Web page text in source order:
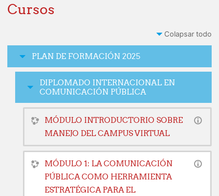
Cursos
Colapsar todo
PLAN DE FORMACIÓN 2025
DIPLOMADO INTERNACIONAL EN
COMUNICACIÓN PÚBLICA
MÓDULO INTRODUCTORIO SOBRE
MANEJO DEL CAMPUS VIRTUAL
MÓDULO 1: LA COMUNICACIÓN
PÚBLICA COMO HERRAMIENTA
ESTRATÉGICA PARA EL